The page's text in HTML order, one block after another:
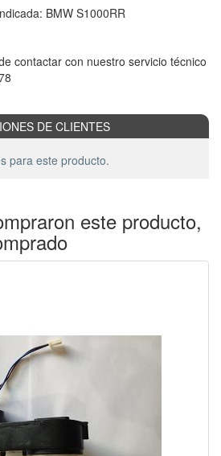
BMW S1000RR
contactar con nuestro servicio técnico
DE CLIENTES
para este producto.
este producto,